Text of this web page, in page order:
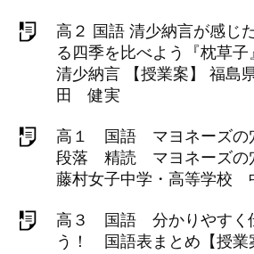
高２ 国語 清少納言が感じ
る四季を比べよう『枕草
清少納言 【授業案】 福島
田 健実
高１ 国語 マヨネーズの
段落 精読 マヨネーズの
藤村女子中学・高等学校
高３ 国語 分かりやすく
う！ 国語表まとめ【授業